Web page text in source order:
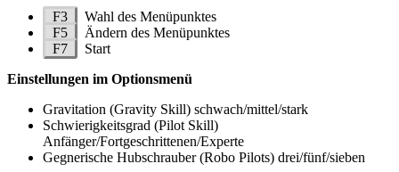
F3
Wahl des Menüpunktes
F5
Ändern des Menüpunktes
F7
Start
Einstellungen im Optionsmenü
Gravitation (Gravity Skill) schwach/mittel/stark
Schwierigkeitsgrad (Pilot Skill)
Anfänger/Fortgeschrittenen/Experte
Gegnerische Hubschrauber (Robo Pilots) drei/fünf/sieben